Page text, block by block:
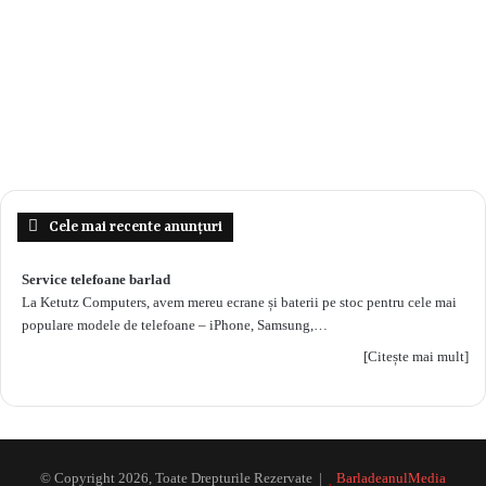
Cele mai recente anunțuri
Service telefoane barlad
La Ketutz Computers, avem mereu ecrane și baterii pe stoc pentru cele mai
populare modele de telefoane – iPhone, Samsung,…
[Citește mai mult]
© Copyright 2026, Toate Drepturile Rezervate | BarladeanulMedia